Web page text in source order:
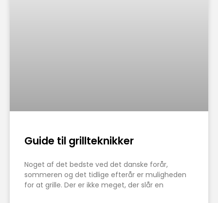
Guide til grillteknikker
Noget af det bedste ved det danske forår,
sommeren og det tidlige efterår er muligheden
for at grille. Der er ikke meget, der slår en